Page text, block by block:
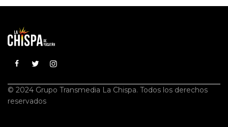
© 2024 Grupo Transmedia La Chispa. Todos los derechos
reservados